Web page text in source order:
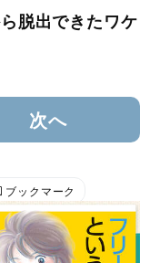
脱出できたワケ
次へ
ブックマーク